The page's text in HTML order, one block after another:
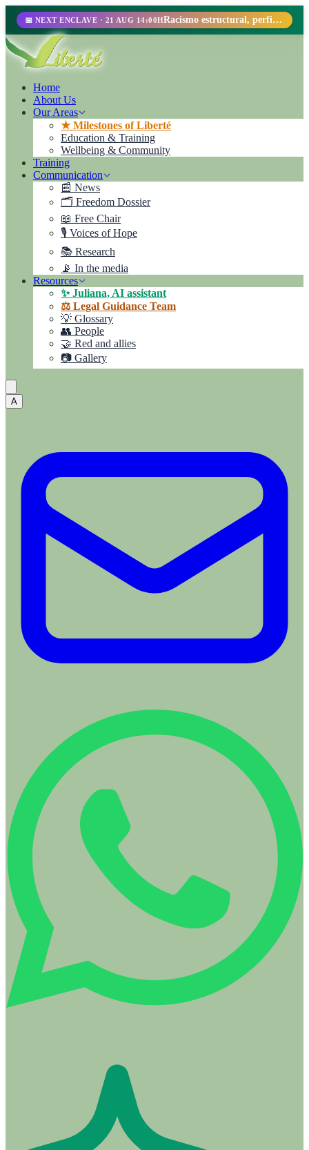
📅 NEXT ENCLAVE · 21 AUG 14:00H Racismo estructural, perfilamiento racial y abolicionismo carcelario.
Home
About Us
Our Areas
★ Milestones of Liberté
Education & Training
Wellbeing & Community
Training
Communication
📰 News
🗂️ Freedom Dossier
📖 Free Chair
🎙️ Voices of Hope
📚 Research
📡 In the media
Resources
✨ Juliana, AI assistant
⚖️ Legal Guidance Team
💡 Glossary
👥 People
🤝 Red and allies
📷 Gallery
A